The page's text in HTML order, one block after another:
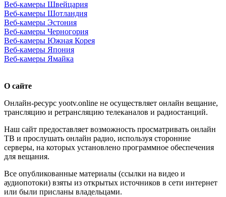
Веб-камеры Швейцария
Веб-камеры Шотландия
Веб-камеры Эстония
Веб-камеры Черногория
Веб-камеры Южная Корея
Веб-камеры Япония
Веб-камеры Ямайка
О сайте
Онлайн-ресурс yootv.online не осуществляет онлайн вещание,
трансляцию и ретрансляцию телеканалов и радиостанций.
Наш сайт предоставляет возможность просматривать онлайн
ТВ и прослушать онлайн радио, используя сторонние
серверы, на которых установлено программное обеспечения
для вещания.
Все опубликованные материалы (ссылки на видео и
аудиопотоки) взяты из открытых источников в сети интернет
или были присланы владельцами.